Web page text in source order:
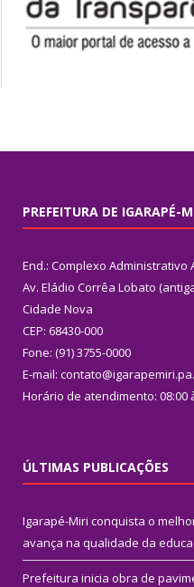
PREFEITURA DE IGARAPÉ-
End.: Complexo
Av. Eládio Corrêa Lobato
Cidade Nova
CEP: 68430-000
Fone: (91) 3755-0000
E-mail:
Horário de atendimento: 08:00
ÚLTIMAS PUBLICAÇÕES
Igarapé-Miri conquista o
avança na qualidade da
Prefeitura inicia obra de